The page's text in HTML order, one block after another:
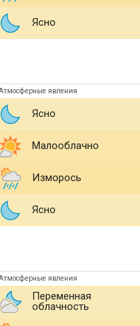
Ясно
явления
Ясно
Малооблачно
Изморось
Ясно
явления
Переменная
облачность